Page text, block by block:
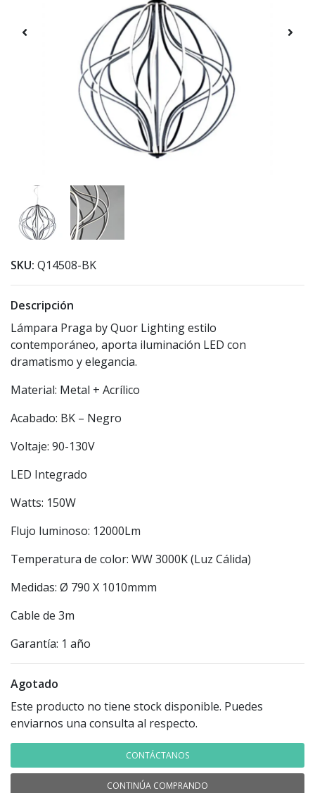
SKU: Q14508-BK
Descripción
Lámpara Praga by Quor Lighting estilo
contemporáneo, aporta iluminación LED con
dramatismo y elegancia.
Material: Metal + Acrílico
Acabado: BK – Negro
Voltaje: 90-130V
LED Integrado
Watts: 150W
Flujo luminoso: 12000Lm
Temperatura de color: WW 3000K (Luz Cálida)
Medidas: Ø 790 X 1010mmm
Cable de 3m
Garantía: 1 año
Agotado
Este producto no tiene stock disponible. Puedes
enviarnos una consulta al respecto.
CONTÁCTANOS
CONTINÚA COMPRANDO